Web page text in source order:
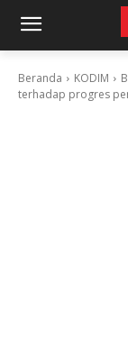
Beranda KODIM
terhadap progres